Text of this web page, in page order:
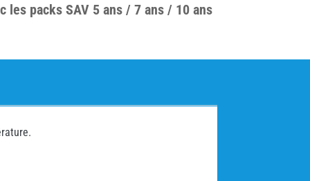
les packs SAV 5 ans / 7 ans / 10 ans